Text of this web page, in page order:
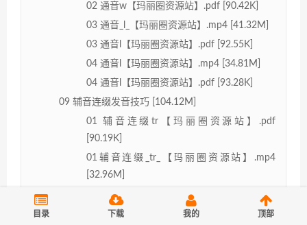
02 通音w【玛丽圈资源站】.pdf [90.42K]
03 通音_l_【玛丽圈资源站】.mp4 [41.32M]
03 通音l【玛丽圈资源站】.pdf [92.55K]
04 通音l【玛丽圈资源站】.mp4 [34.81M]
04 通音l【玛丽圈资源站】.pdf [93.28K]
09 辅音连缀发音技巧 [104.12M]
01 辅音连缀tr【玛丽圈资源站】.pdf
[90.19K]
01辅音连缀_tr_【玛丽圈资源站】.mp4
[32.96M]
02 辅音连缀_dr_【玛丽圈资源站】.mp4
[25.48M]
目录 下载 我的 顶部